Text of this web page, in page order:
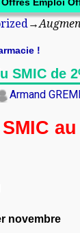
→
!
SMIC de
Armand
1er